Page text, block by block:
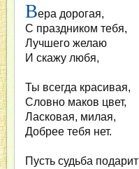
Вера дорогая,
С праздником тебя,
Лучшего желаю
И скажу любя,
Ты всегда красивая,
Словно маков цвет,
Ласковая, милая,
Добрее тебя нет.
Пусть судьба подарит